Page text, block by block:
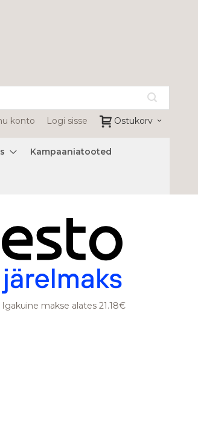
Ostukorv
konto Logi sisse
Kampaaniatooted
Igakuine makse alates 21.18€